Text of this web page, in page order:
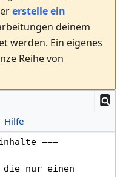
erstelle ein
deinem
werden. Ein eigenes
Reihe von
Hilfe